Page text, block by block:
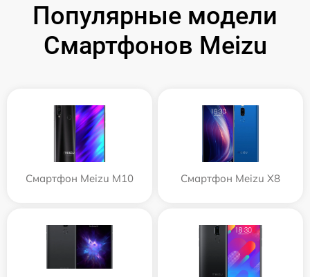
Популярные модели
Смартфонов Meizu
Смартфон Meizu M10 Смартфон Meizu X8